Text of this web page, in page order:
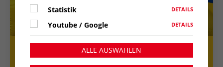
Auf dieser Seite erfährst Du, wie die AWO
Kreisverband Wesel e.V. Menschen in und aus der
Statistik DETAILS
Youtube / Google DETAILS
ALLE AUSWÄHLEN